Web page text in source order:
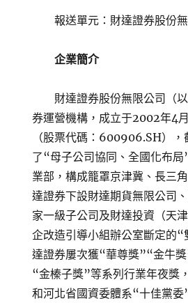
報送單元：財達證券股份
企業簡介
財達證券股份無限公司（
券運營機構，成立于2002年4
（股票代碼：600906.SH）
了“母子公司協同、全國化布
業部，構成籠罩京津冀、長三
達證券下設財達期貨無限公司
家一級子公司及財達投資（天
企改造引導小組辦公室斷定的
達證券屢次獲“華尊獎”“金牛
“金榛子獎”等系列行業年夜獎
和河北省國資委體系“十佳黨